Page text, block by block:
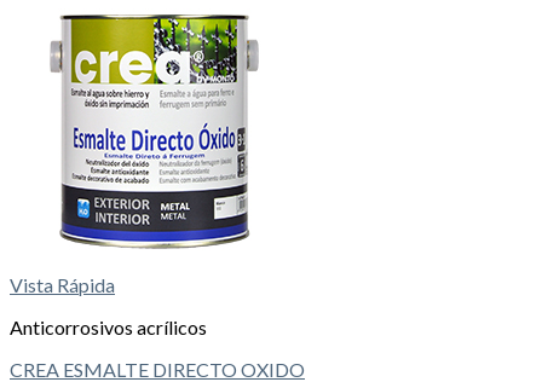
Vista Rápida
Anticorrosivos acrílicos
CREA ESMALTE DIRECTO OXIDO